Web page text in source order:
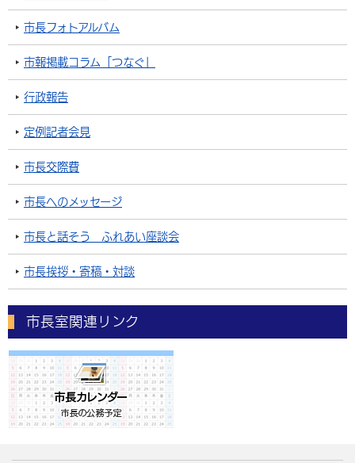
市長フォトアルバム
市報掲載コラム「つなぐ」
行政報告
定例記者会見
市長交際費
市長へのメッセージ
市長と話そう ふれあい座談会
市長挨拶・寄稿・対談
市長室関連リンク